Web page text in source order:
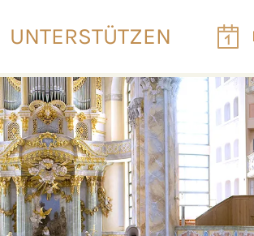
UNTERSTÜTZEN